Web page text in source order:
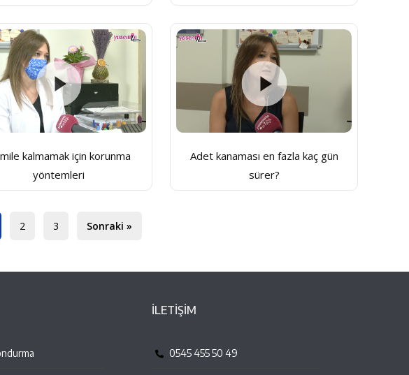
kalmamak için korunma
yöntemleri
Adet kanaması en fazla kaç gün
sürer?
2 3 Sonraki »
İLETİŞİM
0545 455 50 49